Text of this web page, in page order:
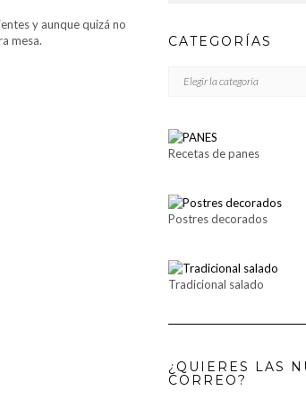
y aunque quizá no
mesa.
CATEGORÍAS
Recetas de panes
Postres decorados
Tradicional salado
¿QUIERES LAS
CORREO?